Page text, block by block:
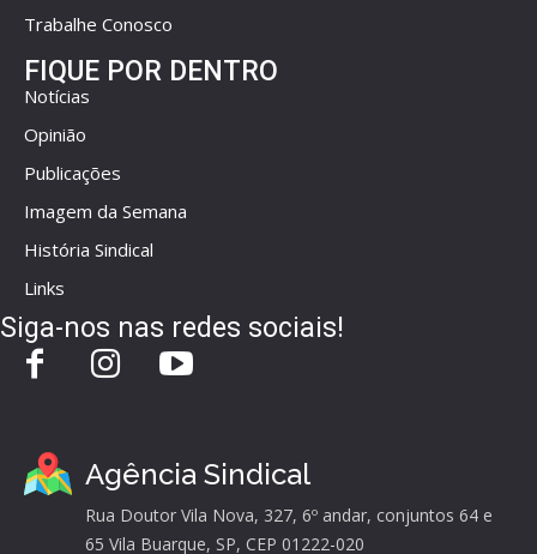
Trabalhe Conosco
FIQUE POR DENTRO
Notícias
Opinião
Publicações
Imagem da Semana
História Sindical
Links
Siga-nos nas redes sociais!
Agência Sindical
Rua Doutor Vila Nova, 327, 6º andar, conjuntos 64 e
65 Vila Buarque, SP, CEP 01222-020